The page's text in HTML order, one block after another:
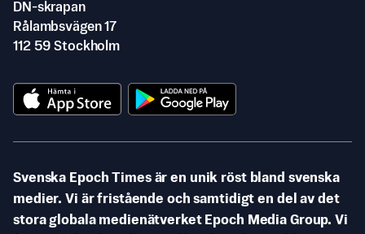
DN-skrapan
Rålambsvägen 17
112 59 Stockholm
Svenska Epoch Times är en unik röst bland svenska
medier. Vi är fristående och samtidigt en del av det
stora globala medienätverket Epoch Media Group. Vi